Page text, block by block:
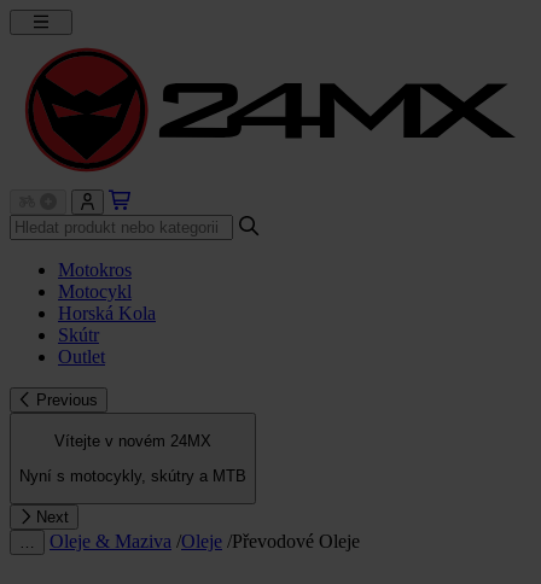
Motokros
Motocykl
Horská Kola
Skútr
Outlet
Previous
Vítejte v novém 24MX
Nyní s motocykly, skútry a MTB
Next
Oleje & Maziva /Oleje /Převodové Oleje